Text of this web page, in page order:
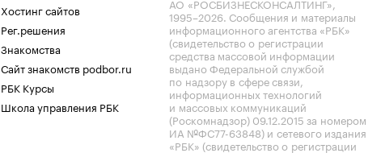
Хостинг сайтов
Рег.решения
Знакомства
Сайт знакомств podbor.ru
РБК Курсы
Школа управления РБК
АО «РОСБИЗНЕСКОНСАЛТИНГ»,
1995–2026. Сообщения и материалы
информационного агентства «РБК»
(свидетельство о регистрации
средства массовой информации
выдано Федеральной службой
по надзору в сфере связи,
информационных технологий
и массовых коммуникаций
(Роскомнадзор) 09.12.2015 за номером
ИА №ФС77-63848) и сетевого издания
«РБК» (свидетельство о регистрации